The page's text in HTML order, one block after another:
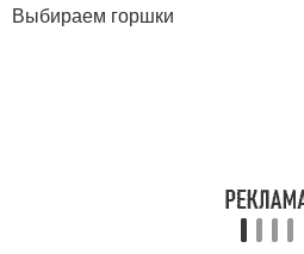
Выбираем горшки